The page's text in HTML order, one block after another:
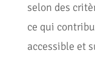
selon des
ce qui
accessible et